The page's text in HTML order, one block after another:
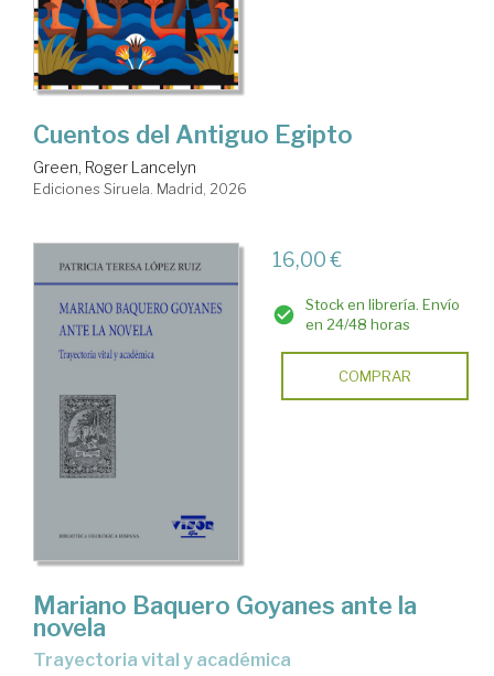
Cuentos del Antiguo Egipto
Green, Roger Lancelyn
Ediciones Siruela. Madrid, 2026
16,00 €
Stock en librería. Envío
en 24/48 horas
COMPRAR
Mariano Baquero Goyanes ante la
novela
Trayectoria vital y académica